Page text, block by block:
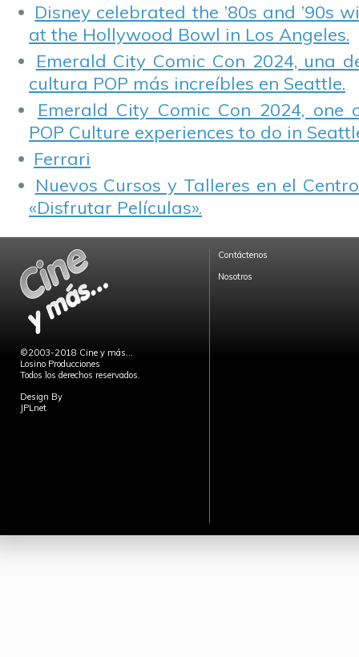
Disney celebrated the ’80s and ’90s
at the Hollywood Bowl in Los Angeles.
Emerald City Comic Con 2024, una
cultura POP más increíbles en Seattle.
Emerald City Comic Con 2024,
POP Culture experiences to do in
Ferrari
Nuevos Cursos y Talleres en el
«Disfrutar Películas».
©2003-2018 Cine y más...
Losino Producciones
Todos los derechos reservados.
Design By
JPLnet
Contáctenos
Nosotros